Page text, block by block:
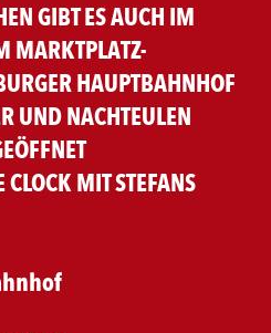
GIBT ES AUCH IM
MARKTPLATZ-
HAUPTBAHNHOF
UND NACHTEULEN
MIT STEFANS